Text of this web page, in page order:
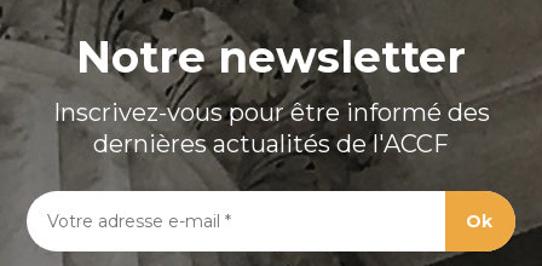
Notre newsletter
Inscrivez-vous pour être informé des
dernières actualités de l'ACCF